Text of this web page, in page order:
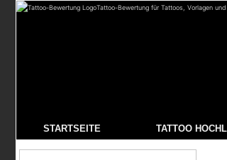
Tattoo-Bewertung für Tattoos, Vorlagen
STARTSEITE TATTOO